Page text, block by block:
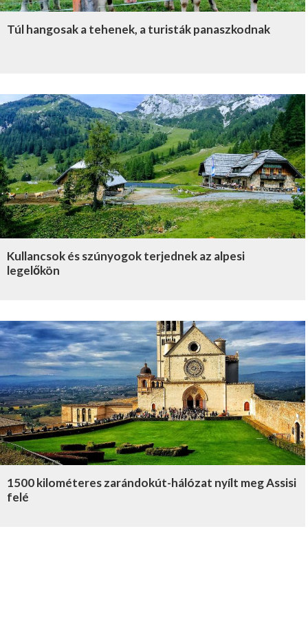
Túl hangosak a tehenek, a turisták panaszkodnak
Kullancsok és szúnyogok terjednek az alpesi
legelőkön
1500 kilométeres zarándokút-hálózat nyílt meg Assisi
felé